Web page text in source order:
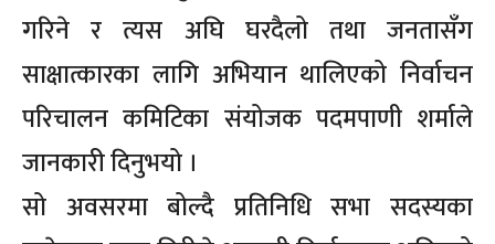
गरिने र त्यस अघि घरदैलो तथा जनतासँग
साक्षात्कारका लागि अभियान थालिएको निर्वाचन
परिचालन कमिटिका संयोजक पदमपाणी शर्माले
जानकारी दिनुभयो ।
सो अवसरमा बोल्दै प्रतिनिधि सभा सदस्यका